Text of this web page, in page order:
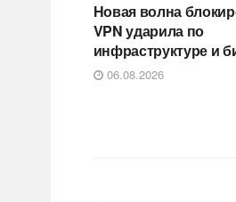
Новая волна
VPN ударила по
инфраструктуре и
06.08.2026